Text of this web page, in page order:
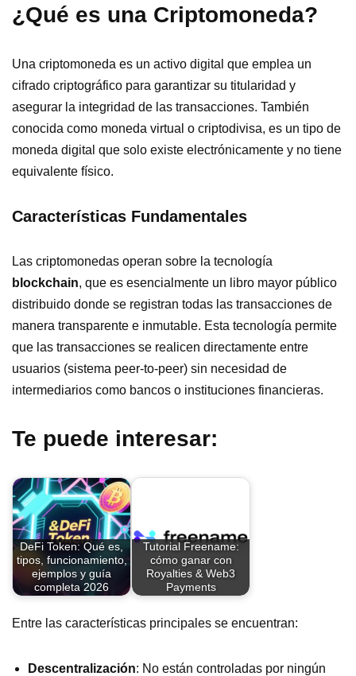
¿Qué es una Criptomoneda?
Una criptomoneda es un activo digital que emplea un
cifrado criptográfico para garantizar su titularidad y
asegurar la integridad de las transacciones. También
conocida como moneda virtual o criptodivisa, es un tipo de
moneda digital que solo existe electrónicamente y no tiene
equivalente físico.
Características Fundamentales
Las criptomonedas operan sobre la tecnología
blockchain, que es esencialmente un libro mayor público
distribuido donde se registran todas las transacciones de
manera transparente e inmutable. Esta tecnología permite
que las transacciones se realicen directamente entre
usuarios (sistema peer-to-peer) sin necesidad de
intermediarios como bancos o instituciones financieras.
Te puede interesar:
DeFi Token: Qué es,
tipos, funcionamiento,
ejemplos y guía
completa 2026
Tutorial Freename:
cómo ganar con
Royalties & Web3
Payments
Entre las características principales se encuentran:
Descentralización: No están controladas por ningún